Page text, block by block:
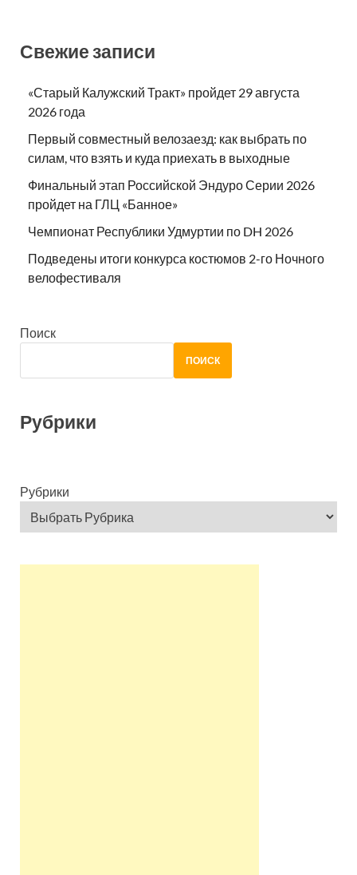
Свежие записи
«Старый Калужский Тракт» пройдет 29 августа
2026 года
Первый совместный велозаезд: как выбрать по
силам, что взять и куда приехать в выходные
Финальный этап Российской Эндуро Серии 2026
пройдет на ГЛЦ «Банное»
Чемпионат Республики Удмуртии по DH 2026
Подведены итоги конкурса костюмов 2-го Ночного
велофестиваля
Поиск
ПОИСК
Рубрики
Рубрики